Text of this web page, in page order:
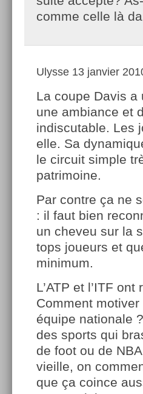
comme celle là
Ulysse 13 janvier
La coupe Davis a
une ambiance et
indiscutable. Les
elle. Sa
le circuit simple
patrimoine.
Par contre ça ne
: il faut bien
un cheveu sur la
tops joueurs et
minimum.
L’ATP et l’ITF
Comment
équipe nationale
des sports qui
de foot ou de
vieille, on
que ça coince